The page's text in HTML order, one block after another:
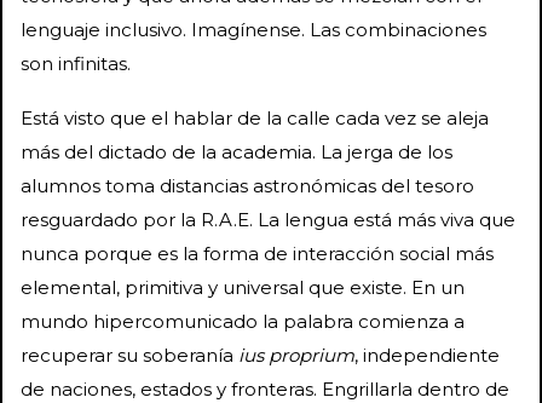
lenguaje inclusivo. Imagínense. Las combinaciones
son infinitas.
Está visto que el hablar de la calle cada vez se aleja
más del dictado de la academia. La jerga de los
alumnos toma distancias astronómicas del tesoro
resguardado por la R.A.E. La lengua está más viva que
nunca porque es la forma de interacción social más
elemental, primitiva y universal que existe. En un
mundo hipercomunicado la palabra comienza a
recuperar su soberanía ius proprium, independiente
de naciones, estados y fronteras. Engrillarla dentro de